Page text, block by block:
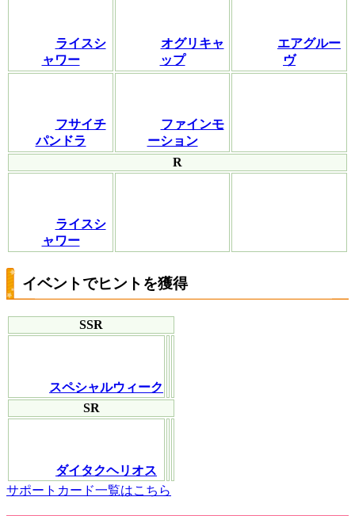
ライスシ
ャワー
オグリキャ
ップ
エアグルー
ヴ
フサイチ
パンドラ
ファインモ
ーション
R
ライスシ
ャワー
イベントでヒントを獲得
SSR
スペシャルウィーク
SR
ダイタクヘリオス
サポートカード一覧はこちら